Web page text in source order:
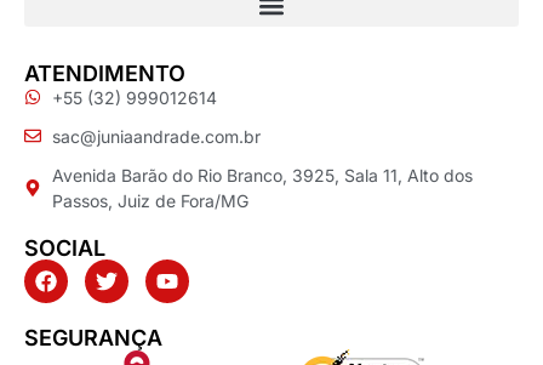
ATENDIMENTO
+55 (32) 999012614
sac@juniaandrade.com.br
Avenida Barão do Rio Branco, 3925, Sala 11, Alto dos
Passos, Juiz de Fora/MG
SOCIAL
SEGURANÇA